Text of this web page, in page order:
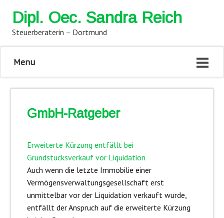
Dipl. Oec. Sandra Reich
Steuerberaterin – Dortmund
Menu
GmbH-Ratgeber
Erweiterte Kürzung entfällt bei
Grundstücksverkauf vor Liquidation
Auch wenn die letzte Immobilie einer
Vermögensverwaltungsgesellschaft erst
unmittelbar vor der Liquidation verkauft wurde,
entfällt der Anspruch auf die erweiterte Kürzung